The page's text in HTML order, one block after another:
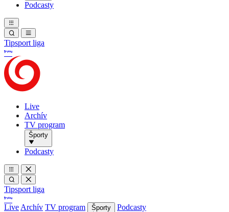
Podcasty
Tipsport liga
Live
Archív
TV program
Športy
Podcasty
Tipsport liga
Live Archív TV program Športy
Podcasty